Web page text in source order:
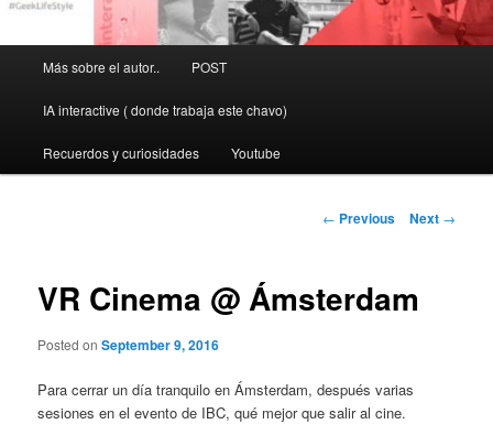
Más sobre el autor.. POST
IA interactive ( donde trabaja este chavo)
Recuerdos y curiosidades Youtube
Post
← Previous Next →
VR Cinema @ Ámsterdam
Posted onSeptember 9, 2016
Para cerrar un día tranquilo en Ámsterdam, después varias
sesiones en el evento de IBC, qué mejor que salir al cine.